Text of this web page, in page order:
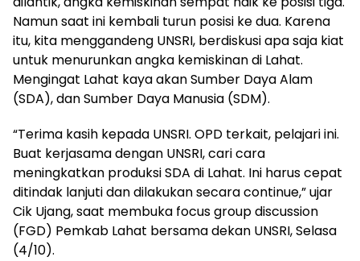
Namun saat ini kembali turun posisi ke dua. Karena
itu, kita menggandeng UNSRI, berdiskusi apa saja kiat
untuk menurunkan angka kemiskinan di Lahat.
Mengingat Lahat kaya akan Sumber Daya Alam
(SDA), dan Sumber Daya Manusia (SDM).
“Terima kasih kepada UNSRI. OPD terkait, pelajari ini.
Buat kerjasama dengan UNSRI, cari cara
meningkatkan produksi SDA di Lahat. Ini harus cepat
ditindak lanjuti dan dilakukan secara continue,” ujar
Cik Ujang, saat membuka focus group discussion
(FGD) Pemkab Lahat bersama dekan UNSRI, Selasa
(4/10).